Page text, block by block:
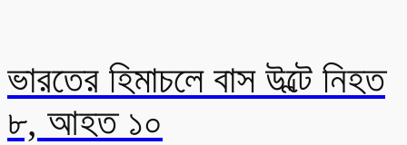
ভারতের হিমাচলে বাস উল্টে নিহত
৮, আহত ১০